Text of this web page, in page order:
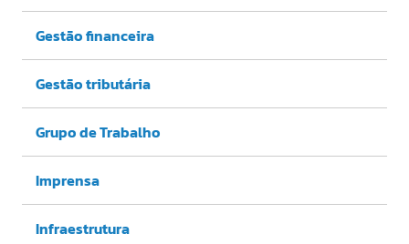
Gestão financeira
Gestão tributária
Grupo de Trabalho
Imprensa
Infraestrutura